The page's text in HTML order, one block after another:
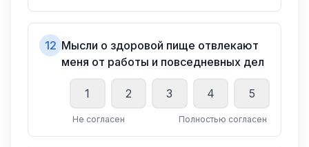
12 Мысли о здоровой пище отвлекают
меня от работы и повседневных дел
1 2 3 4 5
Не согласен Полностью согласен